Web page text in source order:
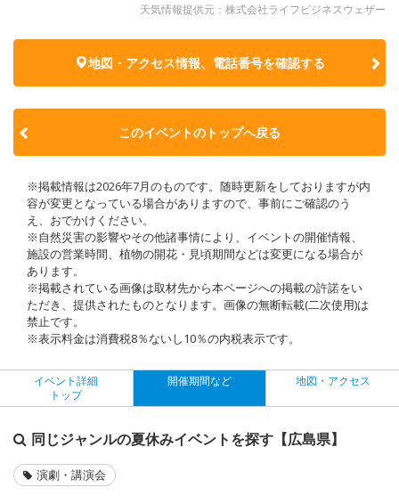
天気情報提供元：株式会社ライフビジネスウェザー
地図・アクセス情報、電話番号を確認する
このイベントのトップへ戻る
※掲載情報は2026年7月のものです。随時更新をしておりますが内
容が変更となっている場合がありますので、事前にご確認のう
え、おでかけください。
※自然災害の影響やその他諸事情により、イベントの開催情報、
施設の営業時間、植物の開花・見頃期間などは変更になる場合が
あります。
※掲載されている画像は取材先から本ページへの掲載の許諾をい
ただき、提供されたものとなります。画像の無断転載(二次使用)は
禁止です。
※表示料金は消費税8％ないし10％の内税表示です。
イベント詳細
トップ
開催期間など 地図・アクセス
同じジャンルの夏休みイベントを探す【広島県】
演劇・講演会